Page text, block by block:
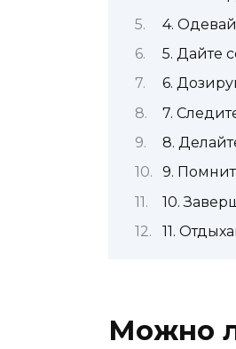
4.
5. Дайте
6.
7.
8.
9.
10.
11.
Можно